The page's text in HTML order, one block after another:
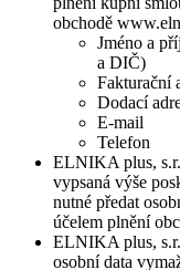
obchodě
Jméno a
a DIČ)
Fakturační
Dodací
E-mail
Telefon
ELNIKA plus,
vypsaná výše
nutné předat
účelem plnění
ELNIKA plus,
osobní data